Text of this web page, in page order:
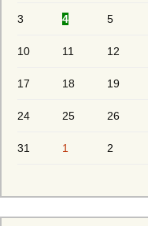
3 4 5
10 11 12
17 18 19
24 25 26
31 1 2